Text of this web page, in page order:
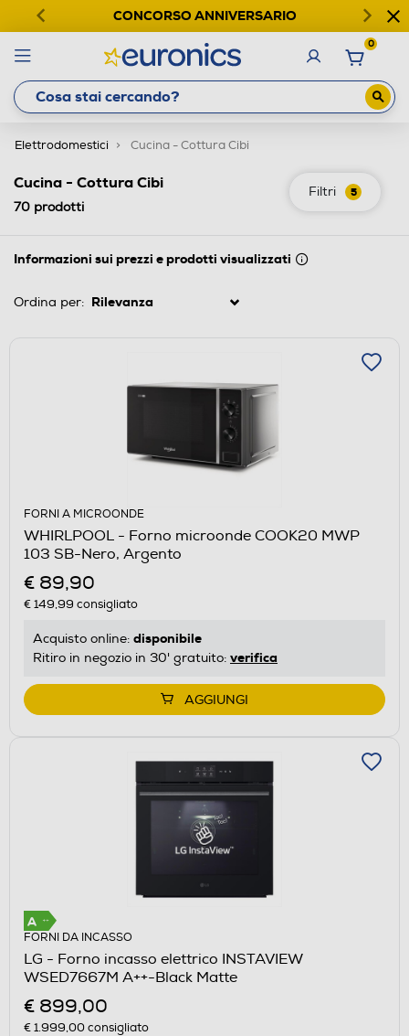
CONCORSO ANNIVERSARIO
0
Elettrodomestici Cucina - Cottura Cibi
Filtri 5
Cucina - Cottura Cibi
70 prodotti
Informazioni sui prezzi e prodotti visualizzati
Ordina per:
FORNI A MICROONDE
WHIRLPOOL - Forno microonde COOK20 MWP
103 SB-Nero, Argento
€ 89,90
€ 149,99 consigliato
Acquisto online: disponibile
Ritiro in negozio in 30' gratuito: verifica
AGGIUNGI
FORNI DA INCASSO
LG - Forno incasso elettrico INSTAVIEW
WSED7667M A++-Black Matte
€ 899,00
€ 1.999,00consigliato